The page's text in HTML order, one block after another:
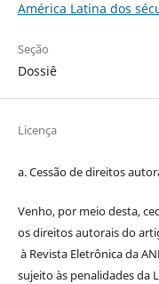
América Latina dos
Seção
Dossiê
Licença
a. Cessão dedireitos
Venho, por meio desta,
osdireitosautoraisdo
à Revista Eletrônica da
sujeito às penalidades da